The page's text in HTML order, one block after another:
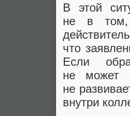
В этой
не в том,
что
Если
не может
не
внутри